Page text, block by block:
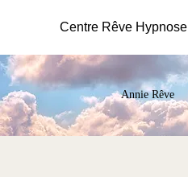
Centre Rêve Hypnose
Annie Rêve